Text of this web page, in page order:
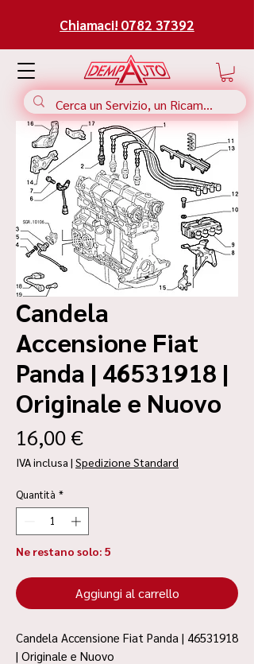
Chiamaci! 0782 37392
Candela
Accensione Fiat
Panda | 46531918 |
Originale e Nuovo
16,00 €Prezzo
IVA inclusa | Spedizione Standard
Quantità *
Ne restano solo: 5
Aggiungi al carrello
Candela Accensione Fiat Panda | 46531918
| Originale e Nuovo